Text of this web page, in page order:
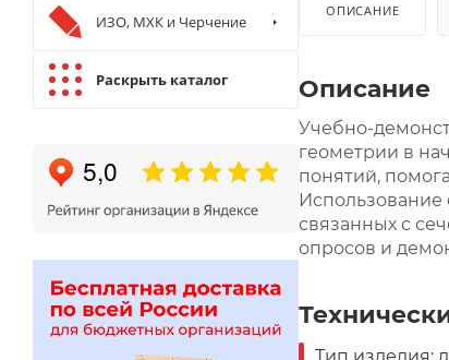
ОПИСАНИЕ
Описание
Учебно-
геометрии в
понятий,
связанных с
опросов и
ИЗО, МХК и Черчение
Раскрыть каталог